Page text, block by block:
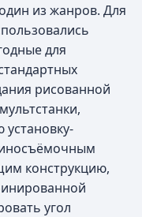
из жанров. Для
для
рисованной
конструкцию,
угол